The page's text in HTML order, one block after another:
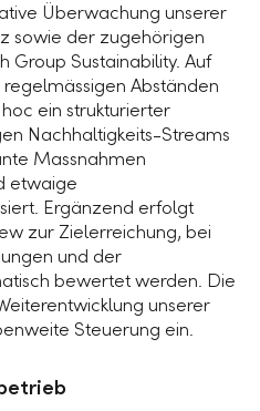
Überwachung unserer
sowie der zugehörigen
Group Sustainability. Auf
Abständen
ein strukturierter
Nachhaltigkeits-Streams
Massnahmen
etwaige
Ergänzend erfolgt
zur Zielerreichung, bei
und der
bewertet werden. Die
unserer
Steuerung ein.